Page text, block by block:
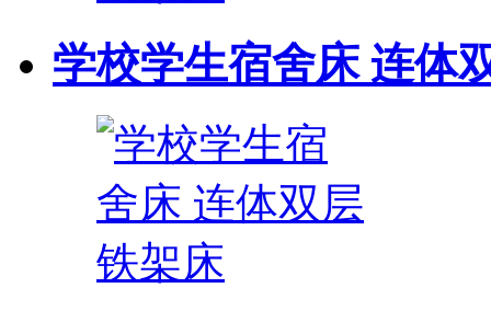
学校学生宿舍床 连体